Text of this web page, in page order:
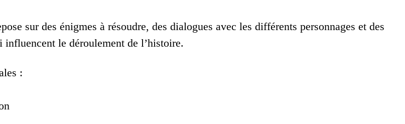
sur des énigmes à résoudre, des dialogues avec les différents personnages et des
le déroulement de l’histoire.
: